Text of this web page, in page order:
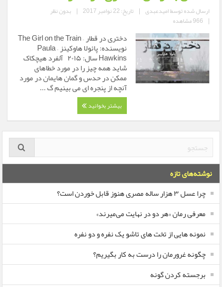
ارسال شده توسطامیدعبدی | تاریخ: 22 نوامبر 2017 | بدون نظر
| 966 مشاهده
دختری در قطار – The Girl on the Train
نویسنده: پائولا هاوکینز – Paula
Hawkins سال: ۲۰۱۵ آلفرد هیچکاک
شاید همه چیز را در مورد خطاهای
ممکن در حدس و گمان هایمان در مورد
آنچه از پنجره ای می بینیم گ ...
بیشتر بخوانید
نوشته‌های تازه
چرا عسل ۳ هزار ساله‌ مصری هنوز قابل خوردن است؟
معرفی رمان «هر دو در نهایت می‌میرند»
نمونه هایی از تخت های تاشو یک نفره و دو نفره
چگونه غرورمان را درست به کار بگیریم؟
برجسته کردن گونه